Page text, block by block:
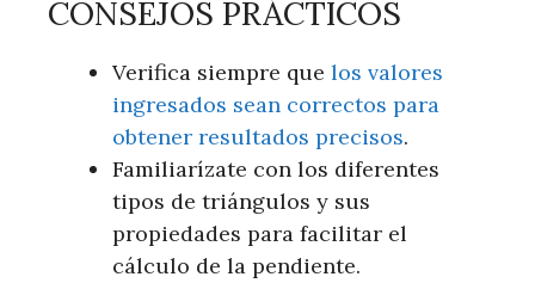
CONSEJOS PRÁCTICOS
Verifica siempre que los valores
ingresados sean correctos para
obtener resultados precisos.
Familiarízate con los diferentes
tipos de triángulos y sus
propiedades para facilitar el
cálculo de la pendiente.